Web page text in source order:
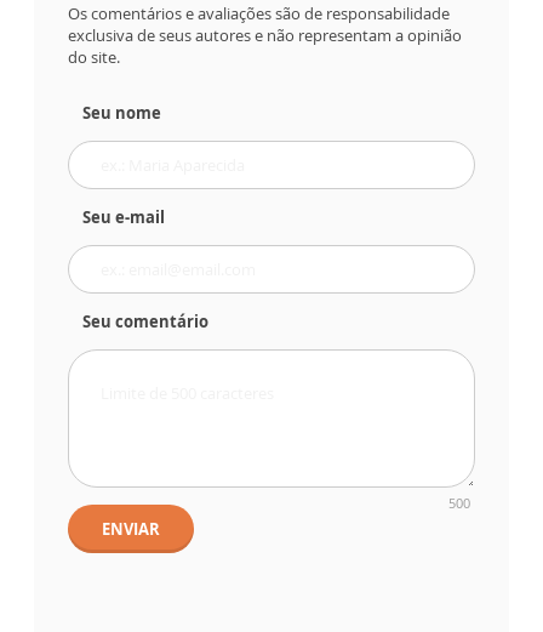
Os comentários e avaliações são de responsabilidade
exclusiva de seus autores e não representam a opinião
do site.
Seu nome
Seu e-mail
Seu comentário
500
ENVIAR